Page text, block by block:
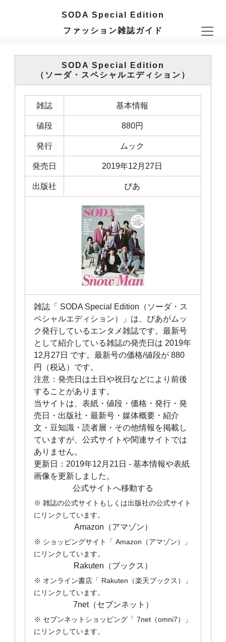
SODA Special Edition
ファッション雑誌ガイド
SODA Special Edition
（ソーダ・スペシャルエディション）
雑誌 基本情報
値段 880円
発行 ムック
発売日 2019年12月27日
出版社 ぴあ
雑誌「 SODA Special Edition（ソーダ・ス
ペシャルエディション）」は、ぴあがムッ
ク発行しているエンタメ雑誌です。最新号
として紹介している雑誌の発売日は 2019年
12月27日 です。最新号の価格/値段が 880
円（税込）です。
注意：発売日は土日や祝日などにより前後
することがあります。
当サイトは、表紙・値段・価格・発行・発
売日・出版社・最新号・媒体概要・紹介
文・豆知識・読者層・その他情報を掲載し
ていますが、公式サイトや関連サイトでは
ありません。
更新日： 2019年12月21日 - 基本情報や表紙
画像を更新しました。
公式サイトへ移動する
※ 雑誌の公式サイトもしくは出版社の公式サイト
にリンクしています。
Amazon（アマゾン）
※ ショッピングサイト「 Amazon（アマゾン）」
にリンクしています。
Rakuten（ブックス）
※ オンライン書店「 Rakuten（楽天ブックス）」
にリンクしています。
7net（セブンネット）
※ セブンネットショッピング「 7net（omni7）」
にリンクしています。